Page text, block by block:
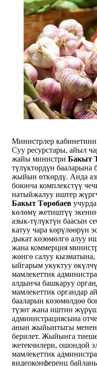
Министрлер
Суу ресурстары, айыл
жайы министри Бакыт
түлүктөрдүн
жыйын өткөрдү. Анда
боюнча комплекстүү
натыйжалуу иштер
Бакыт Төрөбаев
көлөмү жетиштүү
азык-түлүктүн баасын
катуу чара көрүлөөрүн
дыкат көзөмөлгө алуу
жана коммерция
жөнгө салуу кызматына,
ыйгарым укуктуу
мамлекеттик
алдынча башкаруу
мамлекеттик органдар
бааларын көзөмөлдөө
түзөт жана иштин
администрациясына
анын жыйынтыгы менен
берилет. Жыйынга
жетекчилери, ошондой
мамлекеттик
видеоконференц